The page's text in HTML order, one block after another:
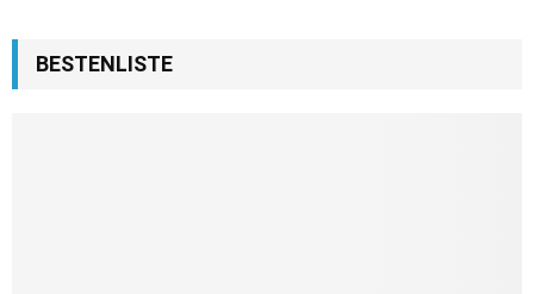
BESTENLISTE